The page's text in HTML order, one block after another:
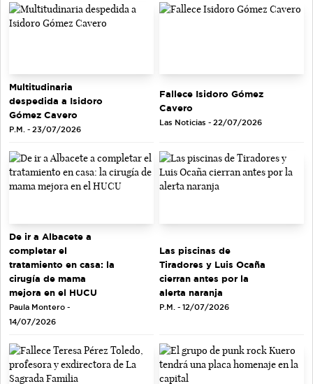
Multitudinaria
despedida a Isidoro
Gómez Cavero
P.M. - 23/07/2026
Fallece Isidoro Gómez
Cavero
Las Noticias - 22/07/2026
De ir a Albacete a
completar el
tratamiento en casa: la
cirugía de mama
mejora en el HUCU
Paula Montero -
14/07/2026
Las piscinas de
Tiradores y Luis Ocaña
cierran antes por la
alerta naranja
P.M. - 12/07/2026